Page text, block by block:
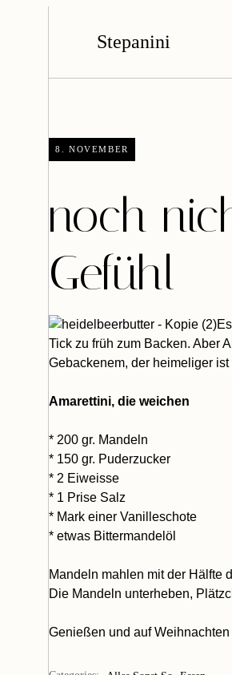
Stepanini
8. NOVEMBER
noch
Gefühl
Tick zu früh zum Backen. Aber
Gebackenem, der heimeliger
Amarettini, die weichen
* 200 gr. Mandeln
* 150 gr. Puderzucker
* 2 Eiweisse
* 1 Prise Salz
* Mark einer Vanilleschote
* etwas Bittermandelöl
Mandeln mahlen mit der Hälfte
Die Mandeln unterheben,
Genießen und auf Weihnachten